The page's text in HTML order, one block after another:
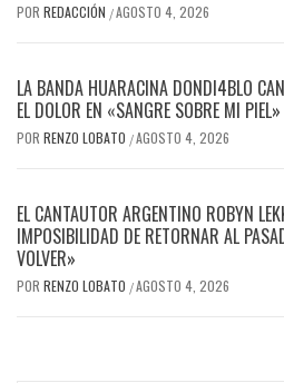
POR REDACCIÓN /AGOSTO 4, 2026
LA BANDA HUARACINA DONDI4BLO
EL DOLOR EN «SANGRE SOBRE MI PIEL»
POR RENZO LOBATO /AGOSTO 4, 2026
EL CANTAUTOR ARGENTINO ROBYN
IMPOSIBILIDAD DE RETORNAR AL
VOLVER»
POR RENZO LOBATO /AGOSTO 4, 2026